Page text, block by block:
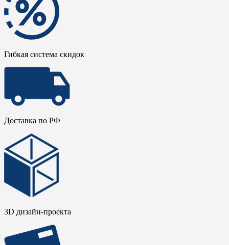
Гибкая система скидок
Доставка по РФ
3D дизайн-проекта